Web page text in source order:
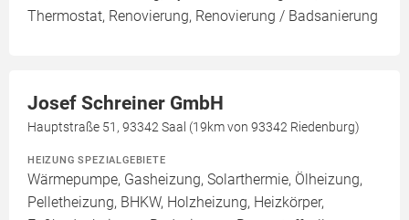
Thermostat, Renovierung, Renovierung / Badsanierung
Josef Schreiner GmbH
Hauptstraße 51, 93342 Saal (19km von 93342 Riedenburg)
HEIZUNG SPEZIALGEBIETE
Wärmepumpe, Gasheizung, Solarthermie, Ölheizung,
Pelletheizung, BHKW, Holzheizung, Heizkörper,